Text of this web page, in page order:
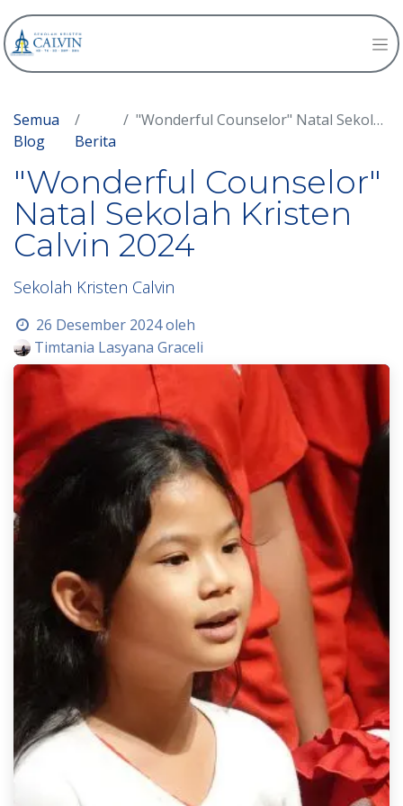
Semua
Blog
Berita
"Wonderful Counselor" Natal Sekolah Kristen Calvin 2024
"Wonderful Counselor"
Natal Sekolah Kristen
Calvin 2024
Sekolah Kristen Calvin
26 Desember 2024 oleh
Timtania Lasyana Graceli